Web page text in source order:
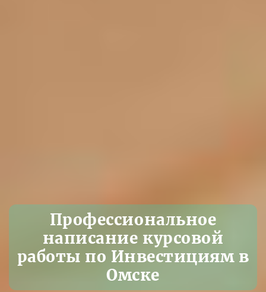
Профессиональное
написание курсовой
работы по Инвестициям в
Омске